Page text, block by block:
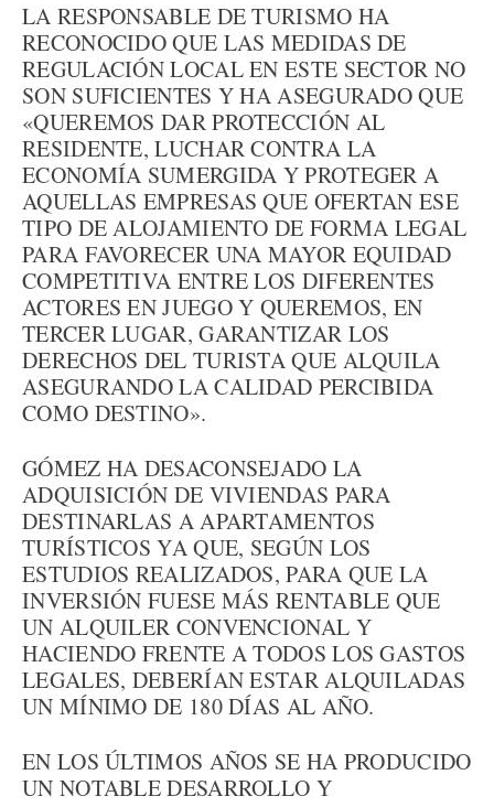
LA RESPONSABLE DE TURISMO HA
RECONOCIDO QUE LAS MEDIDAS DE
REGULACIÓN LOCAL EN ESTE SECTOR NO
SON SUFICIENTES Y HA ASEGURADO QUE
«QUEREMOS DAR PROTECCIÓN AL
RESIDENTE, LUCHAR CONTRA LA
ECONOMÍA SUMERGIDA Y PROTEGER A
AQUELLAS EMPRESAS QUE OFERTAN ESE
TIPO DE ALOJAMIENTO DE FORMA LEGAL
PARA FAVORECER UNA MAYOR EQUIDAD
COMPETITIVA ENTRE LOS DIFERENTES
ACTORES EN JUEGO Y QUEREMOS, EN
TERCER LUGAR, GARANTIZAR LOS
DERECHOS DEL TURISTA QUE ALQUILA
ASEGURANDO LA CALIDAD PERCIBIDA
COMO DESTINO».
GÓMEZ HA DESACONSEJADO LA
ADQUISICIÓN DE VIVIENDAS PARA
DESTINARLAS A APARTAMENTOS
TURÍSTICOS YA QUE, SEGÚN LOS
ESTUDIOS REALIZADOS, PARA QUE LA
INVERSIÓN FUESE MÁS RENTABLE QUE
UN ALQUILER CONVENCIONAL Y
HACIENDO FRENTE A TODOS LOS GASTOS
LEGALES, DEBERÍAN ESTAR ALQUILADAS
UN MÍNIMO DE 180 DÍAS AL AÑO.
EN LOS ÚLTIMOS AÑOS SE HA PRODUCIDO
UN NOTABLE DESARROLLO Y